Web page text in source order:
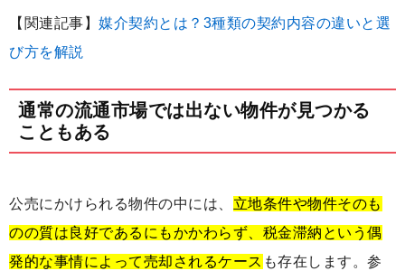
【関連記事】 媒介契約とは？3種類の契約内容の違いと選
び方を解説
通常の流通市場では出ない物件が見つかる
こともある
公売にかけられる物件の中には、 立地条件や物件そのも
のの質は良好であるにもかかわらず、税金滞納という偶
発的な事情によって売却されるケース も存在します。参